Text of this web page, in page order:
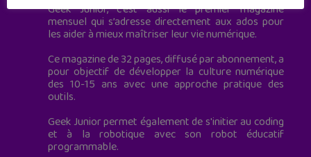
Geek Junior, c’est aussi le premier magazine
mensuel qui s’adresse directement aux ados pour
les aider à mieux maîtriser leur vie numérique.
Ce magazine de 32 pages, diffusé par abonnement, a
pour objectif de développer la culture numérique
des 10-15 ans avec une approche pratique des
outils.
Geek Junior permet également de s'initier au coding
et à la robotique avec son robot éducatif
programmable.